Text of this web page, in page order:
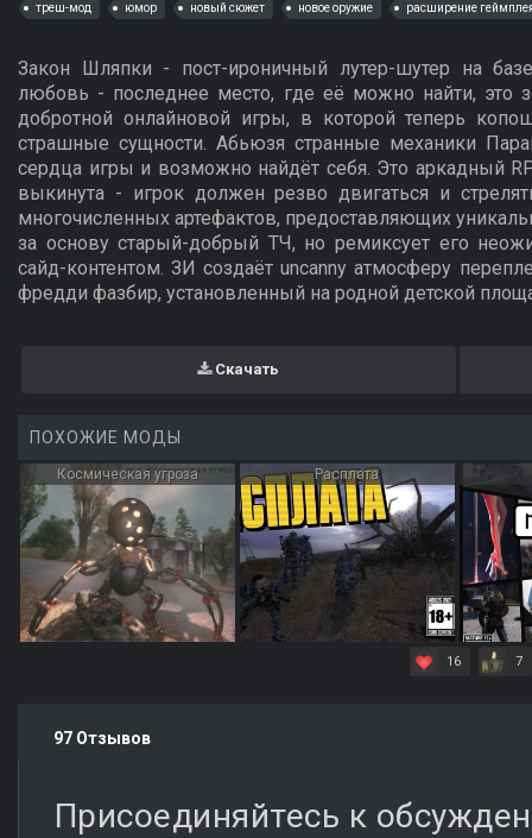
треш-мод юмор новый сюжет новое оружие расширение
Закон Шляпки - пост-ироничный лутер-шутер на
любовь - последнее место, где её можно найти, это
добротной онлайновой игры, в которой теперь
страшные сущности. Абьюзя странные механики
сердца игры и возможно найдёт себя. Это аркадный
выкинута - игрок должен резво двигаться и
многочисленных артефактов, предоставляющих
за основу старый-добрый ТЧ, но ремиксует его
сайд-контентом. ЗИ создаёт uncanny атмосферу
фредди фазбир, установленный на родной детской
Скачать
ПОХОЖИЕ МОДЫ
Космическая угроза Расплата
16 7
97 Отзывов
Присоединяйтесь к